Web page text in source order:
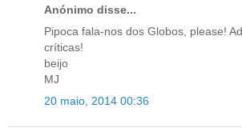
Anónimo disse...
Pipoca fala-nos dos Globos, please!
críticas!
beijo
MJ
20 maio, 2014 00:36